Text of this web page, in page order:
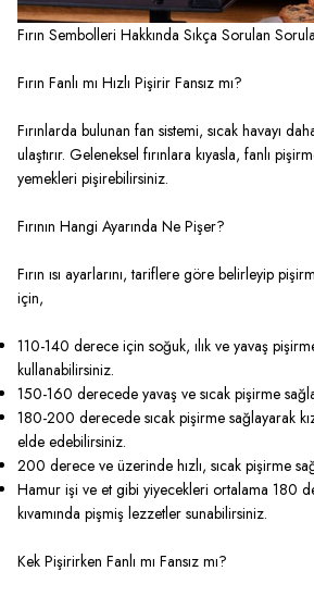
Fırın Sembolleri Hakkında Sıkça Sorulan
Fırın Fanlı mı Hızlı Pişirir Fansız mı?
Fırınlarda bulunan fan sistemi, sıcak havayı
ulaştırır. Geleneksel fırınlara kıyasla, fanlı
yemekleri pişirebilirsiniz.
Fırının Hangi Ayarında Ne Pişer?
Fırın ısı ayarlarını, tariflere göre belirleyip
için,
110-140 derece için soğuk, ılık ve yavaş
kullanabilirsiniz.
150-160 derecede yavaş ve sıcak pişirme
180-200 derecede sıcak pişirme sağlayarak
elde edebilirsiniz.
200 derece ve üzerinde hızlı, sıcak pişirme
Hamur işi ve et gibi yiyecekleri ortalama 180
kıvamında pişmiş lezzetler sunabilirsiniz.
Kek Pişirirken Fanlı mı Fansız mı?